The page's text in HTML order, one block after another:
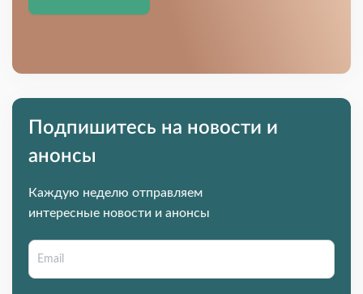
Подпишитесь на новости и
анонсы
Каждую неделю отправляем
интересные новости и анонсы